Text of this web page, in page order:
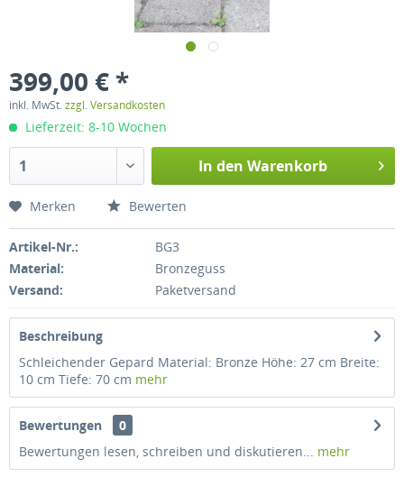
399,00 € *
inkl. MwSt.zzgl. Versandkosten
Lieferzeit: 8-10 Wochen
In den Warenkorb
Merken Bewerten
Artikel-Nr.:
BG3
Material:
Bronzeguss
Versand:
Paketversand
Beschreibung
Schleichender Gepard Material: Bronze Höhe: 27 cm Breite:
10 cm Tiefe: 70 cm mehr
Bewertungen
0
Bewertungen lesen, schreiben und diskutieren... mehr